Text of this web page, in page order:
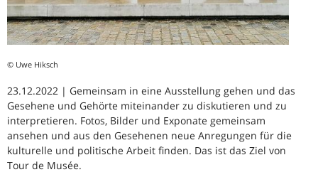
© Uwe Hiksch
23.12.2022 | Gemeinsam in eine Ausstellung gehen und das
Gesehene und Gehörte miteinander zu diskutieren und zu
interpretieren. Fotos, Bilder und Exponate gemeinsam
ansehen und aus den Gesehenen neue Anregungen für die
kulturelle und politische Arbeit finden. Das ist das Ziel von
Tour de Musée.